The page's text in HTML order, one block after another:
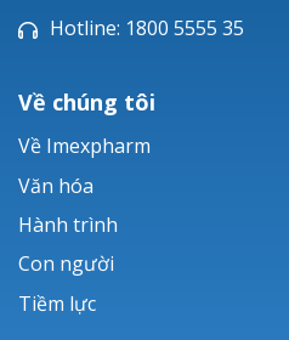
Bacsulfo®
Hotline: 1800 5555 35
Về chúng tôi
Về Imexpharm
Văn hóa
Hành trình
Con người
Tiềm lực